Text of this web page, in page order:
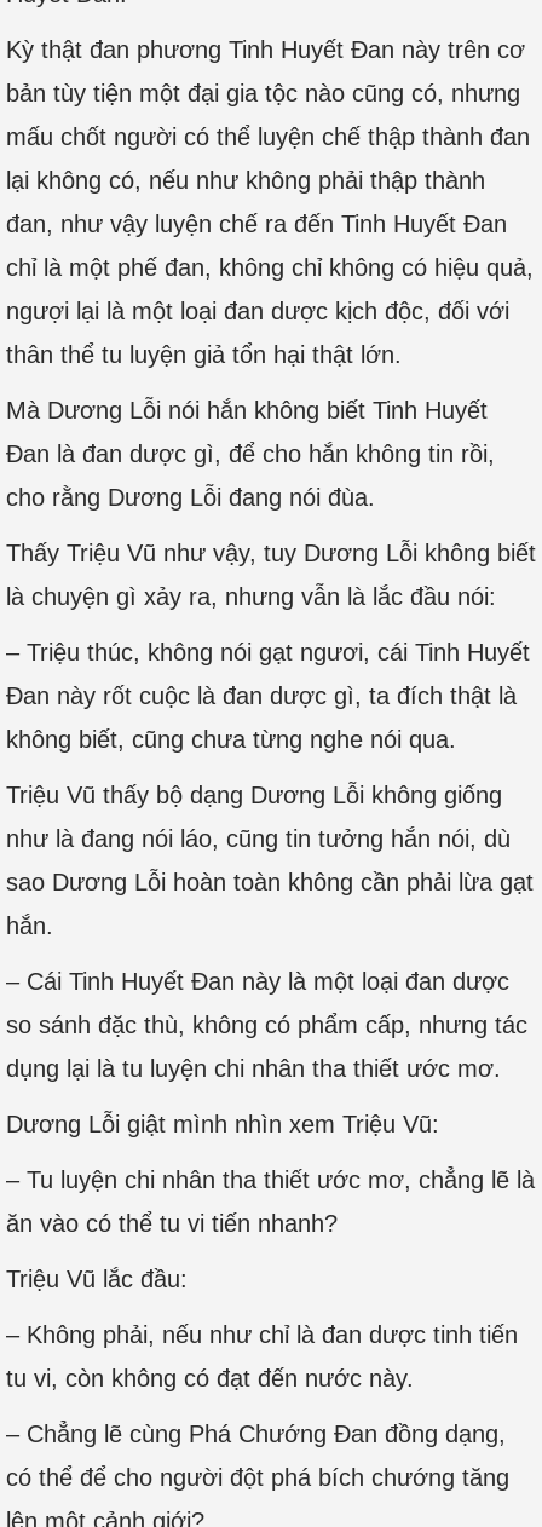
Kỳ thật đan phương Tinh Huyết Đan này trên cơ
bản tùy tiện một đại gia tộc nào cũng có, nhưng
mấu chốt người có thể luyện chế thập thành đan
lại không có, nếu như không phải thập thành
đan, như vậy luyện chế ra đến Tinh Huyết Đan
chỉ là một phế đan, không chỉ không có hiệu quả,
ngượi lại là một loại đan dược kịch độc, đối với
thân thể tu luyện giả tổn hại thật lớn.
Mà Dương Lỗi nói hắn không biết Tinh Huyết
Đan là đan dược gì, để cho hắn không tin rồi,
cho rằng Dương Lỗi đang nói đùa.
Thấy Triệu Vũ như vậy, tuy Dương Lỗi không biết
là chuyện gì xảy ra, nhưng vẫn là lắc đầu nói:
– Triệu thúc, không nói gạt ngươi, cái Tinh Huyết
Đan này rốt cuộc là đan dược gì, ta đích thật là
không biết, cũng chưa từng nghe nói qua.
Triệu Vũ thấy bộ dạng Dương Lỗi không giống
như là đang nói láo, cũng tin tưởng hắn nói, dù
sao Dương Lỗi hoàn toàn không cần phải lừa gạt
hắn.
– Cái Tinh Huyết Đan này là một loại đan dược
so sánh đặc thù, không có phẩm cấp, nhưng tác
dụng lại là tu luyện chi nhân tha thiết ước mơ.
Dương Lỗi giật mình nhìn xem Triệu Vũ:
– Tu luyện chi nhân tha thiết ước mơ, chẳng lẽ là
ăn vào có thể tu vi tiến nhanh?
Triệu Vũ lắc đầu:
– Không phải, nếu như chỉ là đan dược tinh tiến
tu vi, còn không có đạt đến nước này.
– Chẳng lẽ cùng Phá Chướng Đan đồng dạng,
có thể để cho người đột phá bích chướng tăng
lên một cảnh giới?